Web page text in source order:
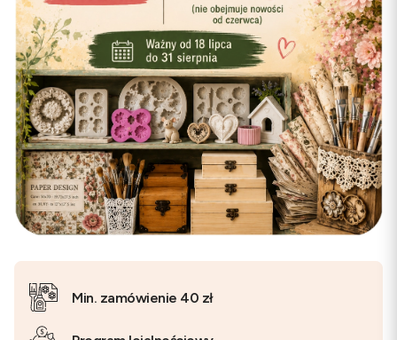
Min. zamówienie 40 zł